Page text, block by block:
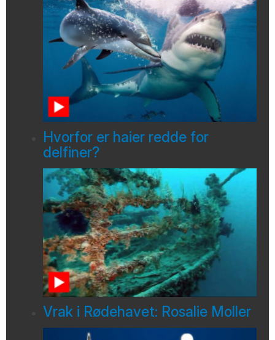
Hvorfor er haier redde for
delfiner?
Vrak i Rødehavet: Rosalie Moller